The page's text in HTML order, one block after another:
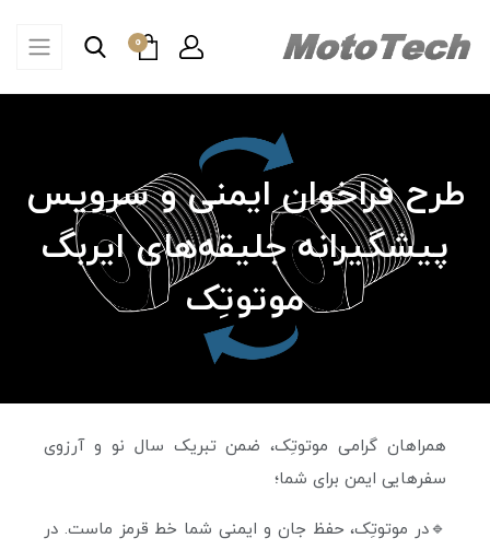
0
طرح فراخوان ایمنی و سرویس
پیشگیرانه جلیقه‌های ایربگ
موتوتِک
همراهان گرامی موتوتِک، ضمن تبریک سال نو و آرزوی
سفرهایی ایمن برای شما؛
🔹در موتوتِک، حفظ جان و ایمنی شما خط قرمز ماست. در